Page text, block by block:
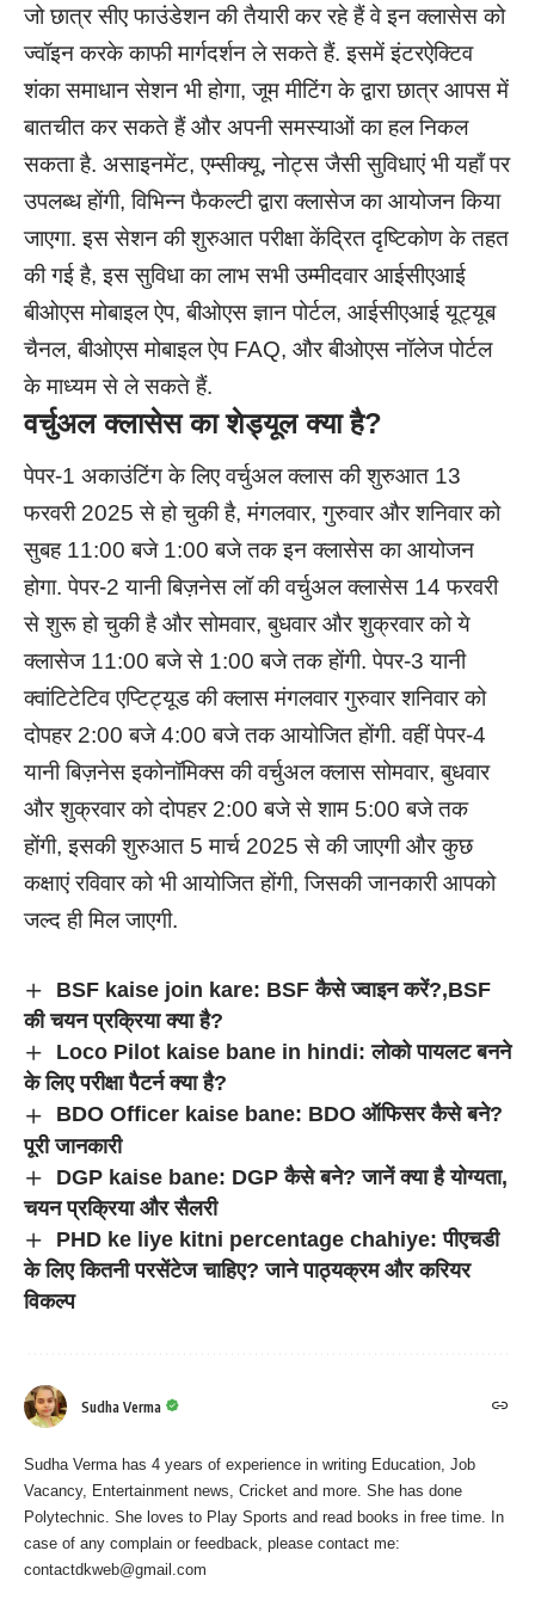
जो छात्र सीए फाउंडेशन की तैयारी कर रहे हैं वे इन क्लासेस को
ज्वॉइन करके काफी मार्गदर्शन ले सकते हैं. इसमें इंटरऐक्टिव
शंका समाधान सेशन भी होगा, जूम मीटिंग के द्वारा छात्र आपस में
बातचीत कर सकते हैं और अपनी समस्याओं का हल निकल
सकता है. असाइनमेंट, एम्सीक्यू, नोट्स जैसी सुविधाएं भी यहाँ पर
उपलब्ध होंगी, विभिन्न फैकल्टी द्वारा क्लासेज का आयोजन किया
जाएगा. इस सेशन की शुरुआत परीक्षा केंद्रित दृष्टिकोण के तहत
की गई है, इस सुविधा का लाभ सभी उम्मीदवार आईसीएआई
बीओएस मोबाइल ऐप, बीओएस ज्ञान पोर्टल, आईसीएआई यूट्यूब
चैनल, बीओएस मोबाइल ऐप FAQ, और बीओएस नॉलेज पोर्टल
के माध्यम से ले सकते हैं.
वर्चुअल क्लासेस का शेड्यूल क्या है?
पेपर-1 अकाउंटिंग के लिए वर्चुअल क्लास की शुरुआत 13
फरवरी 2025 से हो चुकी है, मंगलवार, गुरुवार और शनिवार को
सुबह 11:00 बजे 1:00 बजे तक इन क्लासेस का आयोजन
होगा. पेपर-2 यानी बिज़नेस लॉ की वर्चुअल क्लासेस 14 फरवरी
से शुरू हो चुकी है और सोमवार, बुधवार और शुक्रवार को ये
क्लासेज 11:00 बजे से 1:00 बजे तक होंगी. पेपर-3 यानी
क्वांटिटेटिव एप्टिट्यूड की क्लास मंगलवार गुरुवार शनिवार को
दोपहर 2:00 बजे 4:00 बजे तक आयोजित होंगी. वहीं पेपर-4
यानी बिज़नेस इकोनॉमिक्स की वर्चुअल क्लास सोमवार, बुधवार
और शुक्रवार को दोपहर 2:00 बजे से शाम 5:00 बजे तक
होंगी, इसकी शुरुआत 5 मार्च 2025 से की जाएगी और कुछ
कक्षाएं रविवार को भी आयोजित होंगी, जिसकी जानकारी आपको
जल्द ही मिल जाएगी.
BSF kaise join kare: BSF कैसे ज्वाइन करें?,BSF
की चयन प्रक्रिया क्या है?
Loco Pilot kaise bane in hindi: लोको पायलट बनने
के लिए परीक्षा पैटर्न क्या है?
BDO Officer kaise bane: BDO ऑफिसर कैसे बने?
पूरी जानकारी
DGP kaise bane: DGP कैसे बने? जानें क्या है योग्यता,
चयन प्रक्रिया और सैलरी
PHD ke liye kitni percentage chahiye: पीएचडी
के लिए कितनी परसेंटेज चाहिए? जाने पाठ्यक्रम और करियर
विकल्प
Sudha Verma
Sudha Verma has 4 years of experience in writing Education, Job
Vacancy, Entertainment news, Cricket and more. She has done
Polytechnic. She loves to Play Sports and read books in free time. In
case of any complain or feedback, please contact me:
contactdkweb@gmail.com